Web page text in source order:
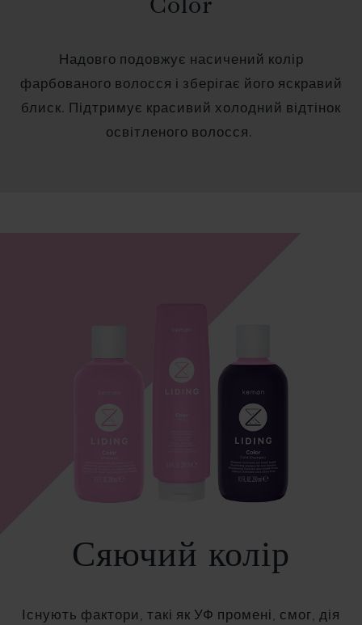
Color
Надовго подовжує насичений колір
фарбованого волосся і зберігає його яскравий
блиск. Підтримує красивий холодний відтінок
освітленого волосся.
Сяючий колір
Існують фактори, такі як УФ промені, смог, дія